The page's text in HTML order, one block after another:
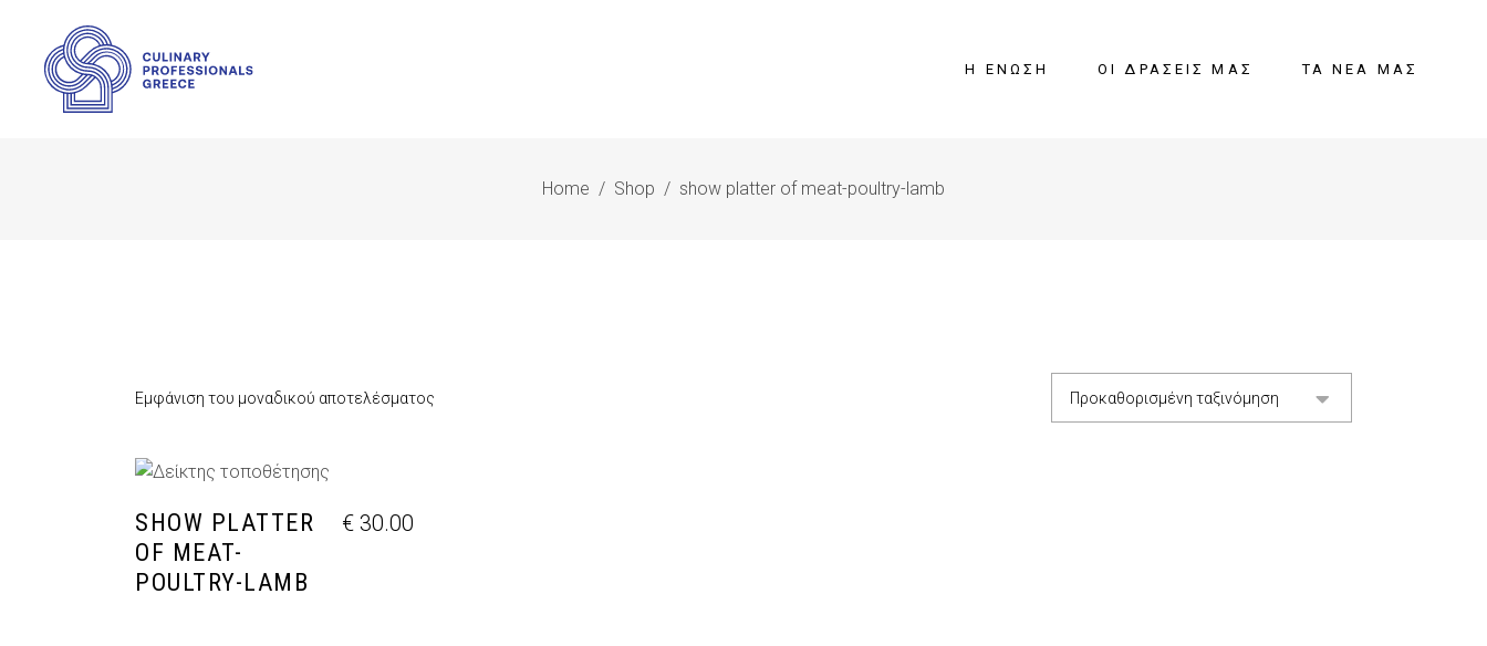
Η ΈΝΩΣΗ ΟΙ ΔΡΆΣΕΙΣ ΜΑΣ ΤΑ ΝΈΑ ΜΑΣ
Home / Shop / show platter of meat-poultry-lamb
Εμφάνιση του μοναδικού αποτελέσματος Προκαθορισμένη ταξινόμηση
ΠΡΟΣΘΉΚΗ ΣΤΟ ΚΑΛΆΘΙ
SHOW PLATTER
OF MEAT-
POULTRY-LAMB
€ 30.00